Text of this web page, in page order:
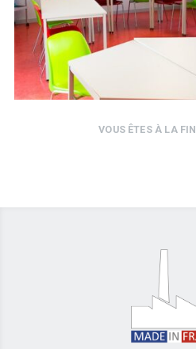
VOUS ÊTES À LA